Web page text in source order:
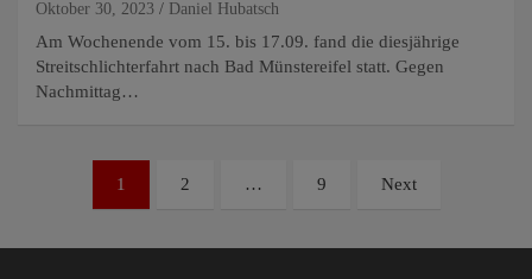
Oktober 30, 2023 Daniel Hubatsch
Am Wochenende vom 15. bis 17.09. fand die diesjährige
Streitschlichterfahrt nach Bad Münstereifel statt. Gegen
Nachmittag…
Seitennummerierung
Beiträge
1 2 … 9 Next